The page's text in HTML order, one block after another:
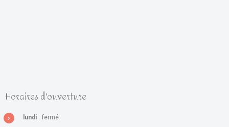
Horaires d'ouverture
lundi : fermé